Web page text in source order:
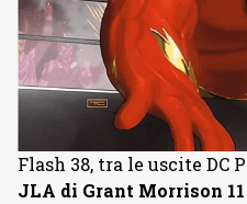
Flash 38, tra le uscite DC
JLA di Grant Morrison 11